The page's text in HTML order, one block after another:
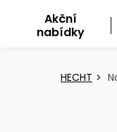
Akční
nabídky
HECHT